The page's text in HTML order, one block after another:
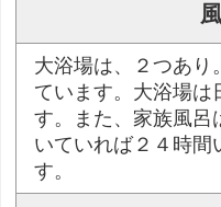
大浴場は、２つあり
ています。大浴場は
す。また、家族風呂
いていれば２４時間
す。